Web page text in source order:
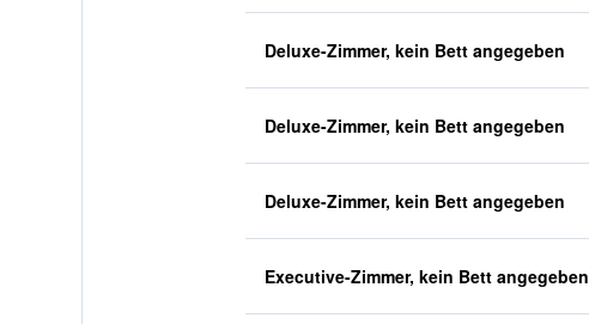
Deluxe-Zimmer, kein Bett angegeben
Deluxe-Zimmer, kein Bett angegeben
Deluxe-Zimmer, kein Bett angegeben
Executive-Zimmer, kein Bett angegeben